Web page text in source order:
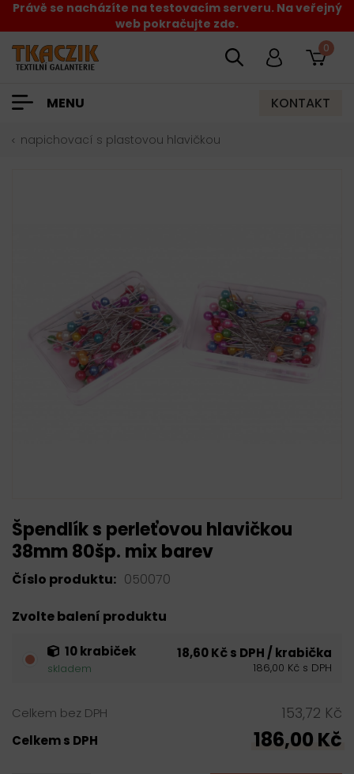
Právě se nacházíte na testovacím serveru. Na veřejný
web pokračujte zde.
0
MENU KONTAKT
napichovací s plastovou hlavičkou
Špendlík s perleťovou hlavičkou
38mm 80šp. mix barev
Číslo produktu: 050070
Zvolte balení produktu
10 krabiček
skladem
18,60 Kč s DPH / krabička
186,00 Kč s DPH
Celkem bez DPH 153,72 Kč
Celkem s DPH 186,00 Kč